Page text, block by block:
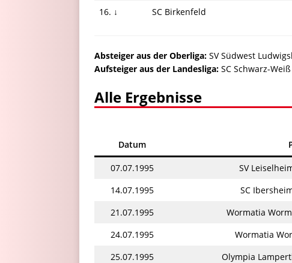
16. ↓
SC Birkenfeld
Absteiger aus der Oberliga: SV Südwest
Aufsteiger aus der Landesliga: SC Schwarz-
Alle Ergebnisse
Datum
07.07.1995 SV
14.07.1995
SC
21.07.1995
Wormatia
24.07.1995
Wormatia
25.07.1995
Olympia